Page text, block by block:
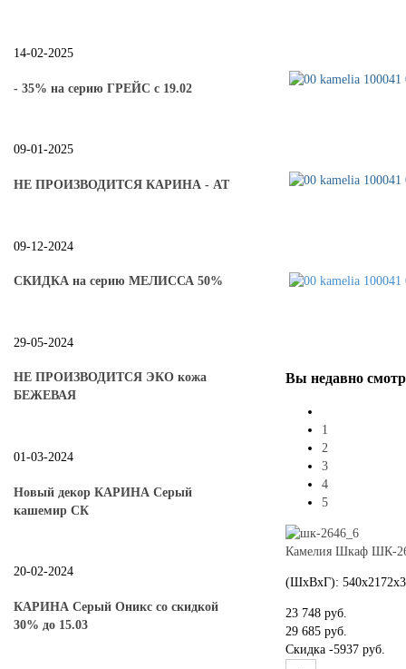
Вы недавно
1
2
3
4
5
Камелия Шкаф ШК-
(ШхВхГ):
23 748 руб.
29 685 руб.
Скидка -5937 руб.
14-02-2025
- 35% на серию ГРЕЙС с 19.02
09-01-2025
НЕ ПРОИЗВОДИТСЯ КАРИНА - АТ
09-12-2024
СКИДКА на серию МЕЛИССА 50%
29-05-2024
НЕ ПРОИЗВОДИТСЯ ЭКО кожа
БЕЖЕВАЯ
01-03-2024
Новый декор КАРИНА Серый
кашемир СК
20-02-2024
КАРИНА Серый Оникс со скидкой
30% до 15.03